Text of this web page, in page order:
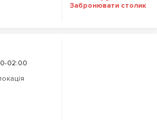
Забронювати столик
02:00